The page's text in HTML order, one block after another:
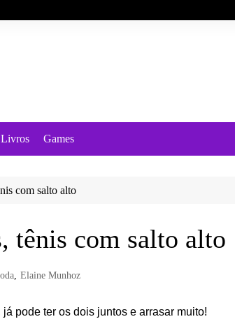
Livros Games
com salto alto
tênis com salto alto
, Elaine Munhoz
pode ter os dois juntos e arrasar muito!